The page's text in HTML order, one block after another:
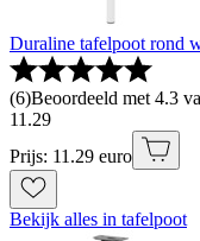
Duraline tafelpoot rond
(6)Beoordeeld met 4.3
11 .29
Prijs: 11.29 euro
Bekijk alles in tafelpoot